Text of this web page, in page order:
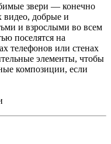
звери — конечно
добрые и
и взрослыми во всем
поселятся на
телефонов или стенах
элементы, чтобы
композиции, если